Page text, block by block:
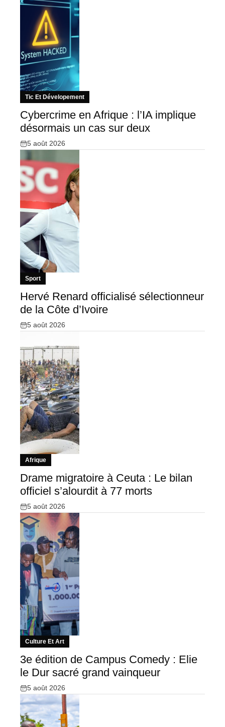
Tic Et Dévelopement
Cybercrime en Afrique : l’IA implique
désormais un cas sur deux
5 août 2026
Sport
Hervé Renard officialisé sélectionneur
de la Côte d’Ivoire
5 août 2026
Afrique
Drame migratoire à Ceuta : Le bilan
officiel s’alourdit à 77 morts
5 août 2026
Culture Et Art
3e édition de Campus Comedy : Elie
le Dur sacré grand vainqueur
5 août 2026